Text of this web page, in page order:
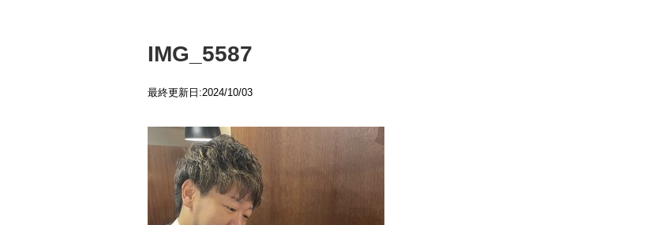
IMG_5587
最終更新日:2024/10/03